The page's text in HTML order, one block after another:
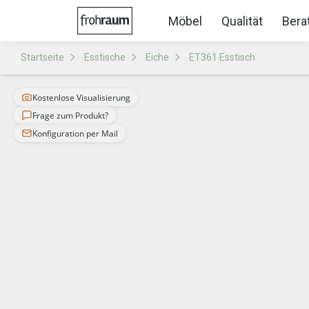
Möbel Qualität
Startseite Esstische Eiche ET361 Esstisch
Kostenlose Visualisierung
Frage zum Produkt?
Konfiguration per Mail